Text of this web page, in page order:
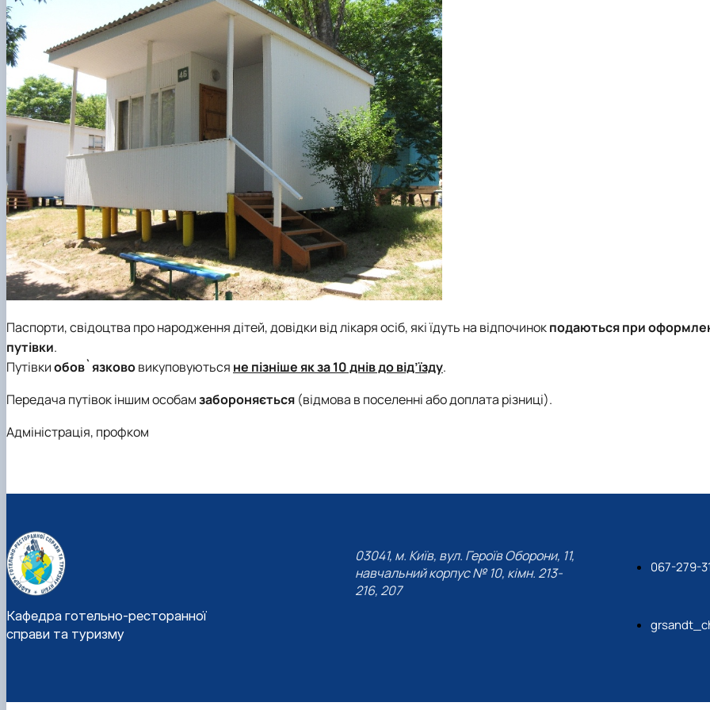
Паспорти, свідоцтва про народження дітей, довідки від лікаря осіб, які їдуть на відпочинокподаються при
путівки.
Путівкиобов`язкововикуповуються не пізніше як за 10 днів до від’їзду.
Передача путівок іншим особамзабороняється (відмова в поселенні або доплата різниці).
Адміністрація, профком
Кафедра готельно-ресторанної
справи та туризму
03041, м. Київ, вул. Героїв Оборони, 11,
навчальний корпус № 10, кімн. 213-
216, 207
067-279-